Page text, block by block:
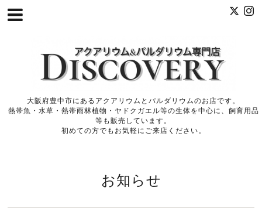
大阪府豊中市にあるアクアリウムとパルダリウムのお店です。
熱帯魚・水草・熱帯雨林植物・ヤドクガエル等の生体を中心に、飼育用品
等も販売しています。
初めての方でもお気軽にご来店ください。
お知らせ